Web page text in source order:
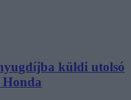
küldi utolsó